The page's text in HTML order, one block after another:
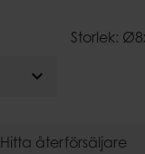
expand_more
Storlek:
Hitta återförsäljare